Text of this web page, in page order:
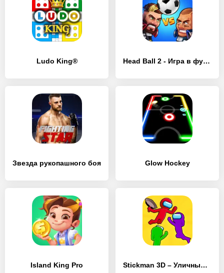
Ludo King® Head Ball 2 - Игра в футбол
Звезда рукопашного боя Glow Hockey
Island King Pro Stickman 3D – Уличный гангстер